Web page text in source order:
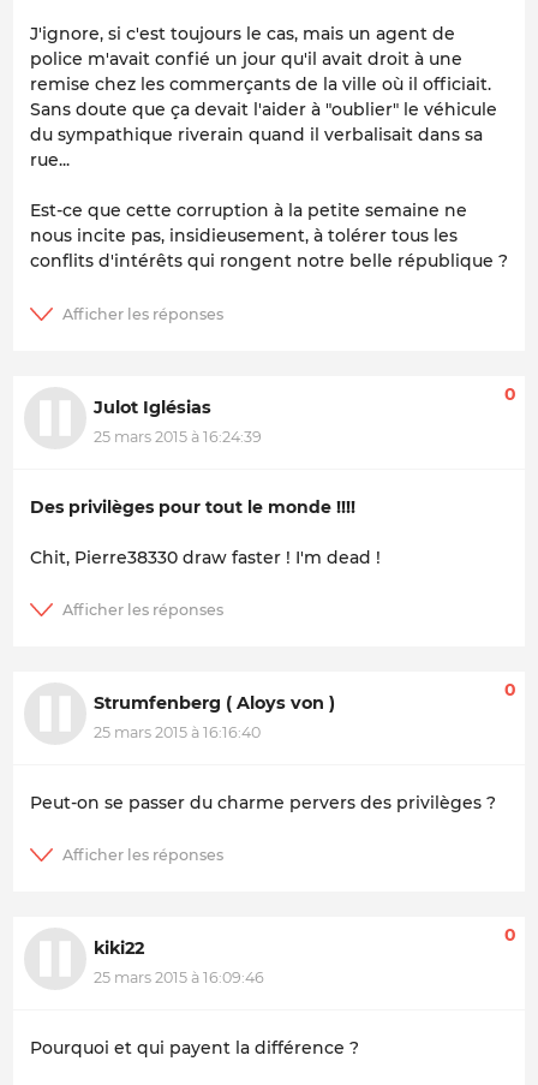
J'ignore, si c'est toujours le cas, mais un agent de
police m'avait confié un jour qu'il avait droit à une
remise chez les commerçants de la ville où il officiait.
Sans doute que ça devait l'aider à "oublier" le véhicule
du sympathique riverain quand il verbalisait dans sa
rue...
Est-ce que cette corruption à la petite semaine ne
nous incite pas, insidieusement, à tolérer tous les
conflits d'intérêts qui rongent notre belle république ?
Julot Iglésias
25 mars 2015 à 16:24:39
0
Des privilèges pour tout le monde !!!!
Chit, Pierre38330 draw faster ! I'm dead !
Strumfenberg ( Aloys von )
25 mars 2015 à 16:16:40
0
Peut-on se passer du charme pervers des privilèges ?
kiki22
25 mars 2015 à 16:09:46
0
Pourquoi et qui payent la différence ?